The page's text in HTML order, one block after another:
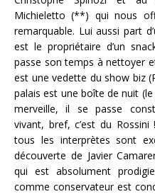
Michieletto (**) qui nous
remarquable. Lui aussi part
est le propriétaire d’un
passe son temps à nettoyer
est une vedette du show biz
palais est une boîte de nuit
merveille, il se passe
vivant, bref, c’est du
tous les interprètes sont
découverte de Javier
qui est absolument
comme conservateur est